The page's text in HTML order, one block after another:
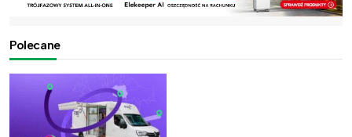
Polecane